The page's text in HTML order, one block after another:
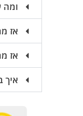
ומה
אז
אז
איך